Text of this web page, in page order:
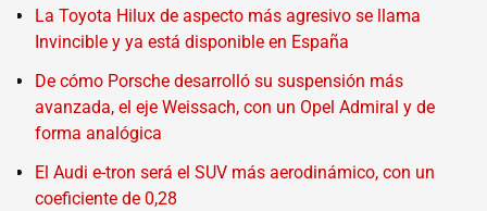
La Toyota Hilux de aspecto más agresivo se llama
Invincible y ya está disponible en España
De cómo Porsche desarrolló su suspensión más
avanzada, el eje Weissach, con un Opel Admiral y de
forma analógica
El Audi e-tron será el SUV más aerodinámico, con un
coeficiente de 0,28